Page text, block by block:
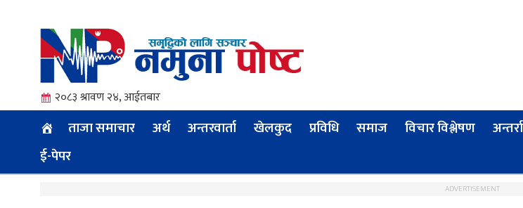
२०८३ श्रावण २४, आईतबार
ताजा समाचार अर्थ अन्तरवार्ता खेलकुद प्रविधि समाज विचार विश्लेषण
ई-पेपर
ADVERTISEMENT